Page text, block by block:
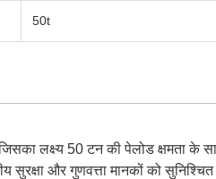
50t
लक्ष्य 50 टन की पेलोड क्षमता के
और गुणवत्ता मानकों को